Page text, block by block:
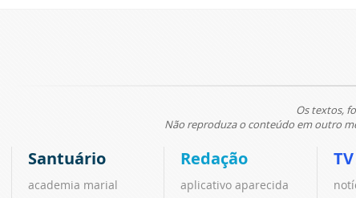
Os textos,
Não reproduza o conteúdo em outro
Santuário
academia marial
Redação
aplicativo aparecida